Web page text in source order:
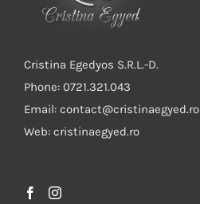
Cristina Egedyos S.R.L.-D.
Phone: 0721.321.043
Email: contact@cristinaegyed.ro
Web: cristinaegyed.ro